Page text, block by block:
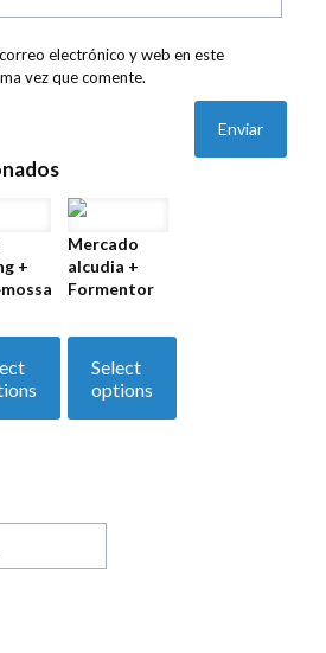
electrónico y web en este
vez que comente.
+
Mercado
alcudia +
Formentor
Select
options